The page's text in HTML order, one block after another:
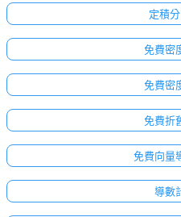
定積
免費密
免費密
免費折
免費向量
導數